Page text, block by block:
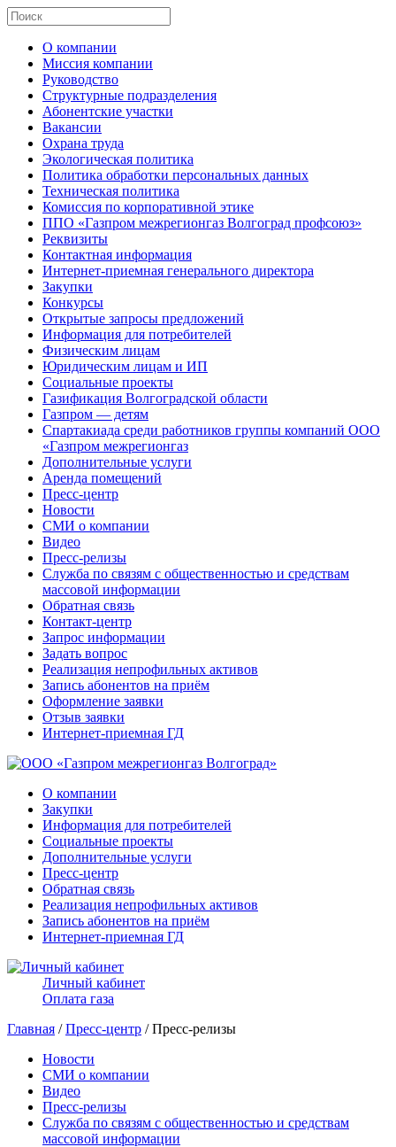
О компании
Миссия компании
Руководство
Структурные подразделения
Абонентские участки
Вакансии
Охрана труда
Экологическая политика
Политика обработки персональных данных
Техническая политика
Комиссия по корпоративной этике
ППО «Газпром межрегионгаз Волгоград профсоюз»
Реквизиты
Контактная информация
Интернет-приемная генерального директора
Закупки
Конкурсы
Открытые запросы предложений
Информация для потребителей
Физическим лицам
Юридическим лицам и ИП
Социальные проекты
Газификация Волгоградской области
Газпром — детям
Спартакиада среди работников группы компаний ООО
«Газпром межрегионгаз
Дополнительные услуги
Аренда помещений
Пресс-центр
Новости
СМИ о компании
Видео
Пресс-релизы
Служба по связям с общественностью и средствам
массовой информации
Обратная связь
Контакт-центр
Запрос информации
Задать вопрос
Реализация непрофильных активов
Запись абонентов на приём
Оформление заявки
Отзыв заявки
Интернет-приемная ГД
О компании
Закупки
Информация для потребителей
Социальные проекты
Дополнительные услуги
Пресс-центр
Обратная связь
Реализация непрофильных активов
Запись абонентов на приём
Интернет-приемная ГД
Личный кабинет
Оплата газа
Главная /Пресс-центр / Пресс-релизы
Новости
СМИ о компании
Видео
Пресс-релизы
Служба по связям с общественностью и средствам
массовой информации